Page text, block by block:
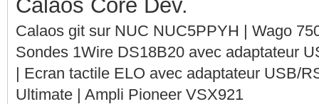
Calaos Core Dev.
Calaos git sur NUC NUC5PPYH | Wago
Sondes 1Wire DS18B20 avec adaptateur
| Ecran tactile ELO avec adaptateur USB/
Ultimate | Ampli Pioneer VSX921